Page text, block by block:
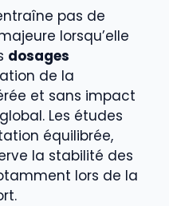
pas de
lorsqu’elle
dosages
de la
et sans impact
Les études
équilibrée,
la stabilité des
lors de la